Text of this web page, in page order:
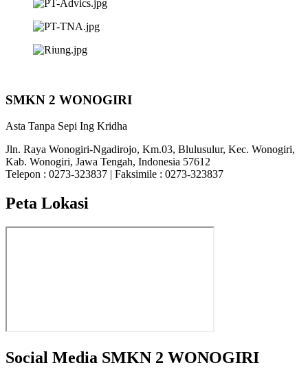
SMKN 2 WONOGIRI
Asta Tanpa Sepi Ing Kridha
Jln. Raya Wonogiri-Ngadirojo, Km.03, Blulusulur, Kec. Wonogiri,
Kab. Wonogiri, Jawa Tengah, Indonesia 57612
Telepon : 0273-323837 | Faksimile : 0273-323837
Peta Lokasi
Social Media SMKN 2 WONOGIRI